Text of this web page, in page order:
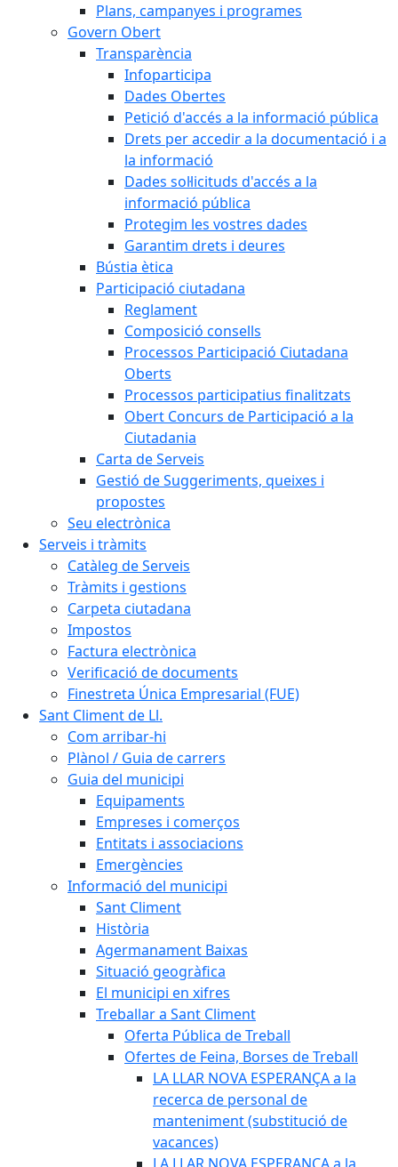
Plans, campanyes i programes
Govern Obert
Transparència
Infoparticipa
Dades Obertes
Petició d'accés a la informació pública
Drets per accedir a la documentació i a
la informació
Dades sol·licituds d'accés a la
informació pública
Protegim les vostres dades
Garantim drets i deures
Bústia ètica
Participació ciutadana
Reglament
Composició consells
Processos Participació Ciutadana
Oberts
Processos participatius finalitzats
Obert Concurs de Participació a la
Ciutadania
Carta de Serveis
Gestió de Suggeriments, queixes i
propostes
Seu electrònica
Serveis i tràmits
Catàleg de Serveis
Tràmits i gestions
Carpeta ciutadana
Impostos
Factura electrònica
Verificació de documents
Finestreta Única Empresarial (FUE)
Sant Climent de Ll.
Com arribar-hi
Plànol / Guia de carrers
Guia del municipi
Equipaments
Empreses i comerços
Entitats i associacions
Emergències
Informació del municipi
Sant Climent
Història
Agermanament Baixas
Situació geogràfica
El municipi en xifres
Treballar a Sant Climent
Oferta Pública de Treball
Ofertes de Feina, Borses de Treball
LA LLAR NOVA ESPERANÇA a la
recerca de personal de
manteniment (substitució de
vacances)